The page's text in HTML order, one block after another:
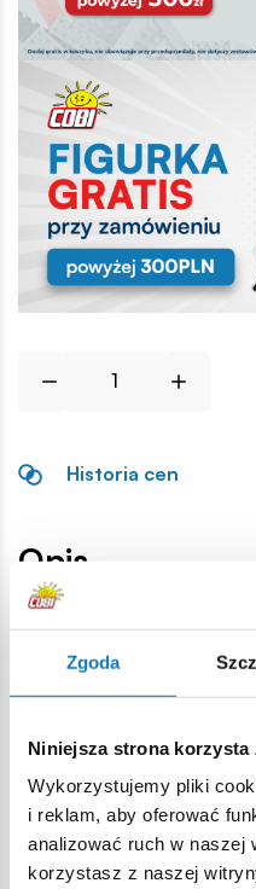
Zgoda
Niniejsza strona
Wykorzystujemy pliki
i reklam, aby oferować
analizować ruch w naszej
korzystasz z naszej
Historia cen
Opis
Lokalizacja produktu:
Strona główna Pociągi
Ostrzeżenie
Nieodpowiednie dla dzieci
małe części, które mogą